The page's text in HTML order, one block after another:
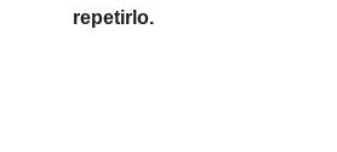
repetirlo.